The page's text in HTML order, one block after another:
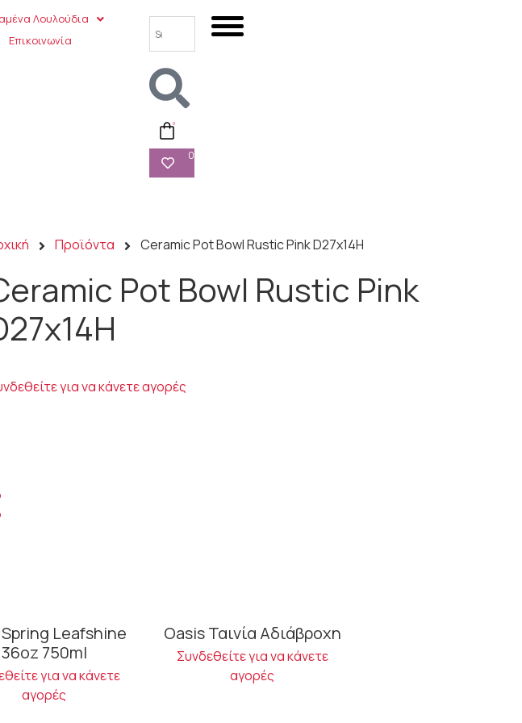
Λουλούδια
Επικοινωνία
0
0
Προϊόντα Ceramic Pot Bowl Rustic Pink D27x14H
Pot Bowl Rustic Pink
για να κάνετε αγορές
Leafshine
36oz 750ml
για να κάνετε
αγορές
Oasis Ταινία Αδιάβροχη
Συνδεθείτε για να κάνετε
αγορές